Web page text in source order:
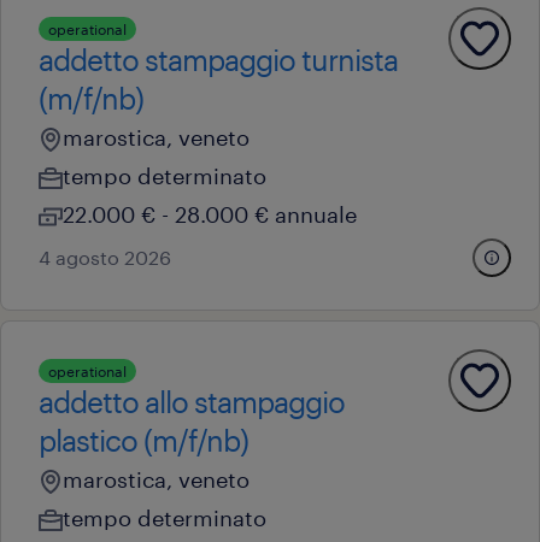
operational
addetto stampaggio turnista
(m/f/nb)
marostica, veneto
tempo determinato
22.000 € - 28.000 € annuale
4 agosto 2026
operational
addetto allo stampaggio
plastico (m/f/nb)
marostica, veneto
tempo determinato